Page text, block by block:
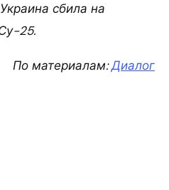
сбила на
25.
По материалам:Диалог